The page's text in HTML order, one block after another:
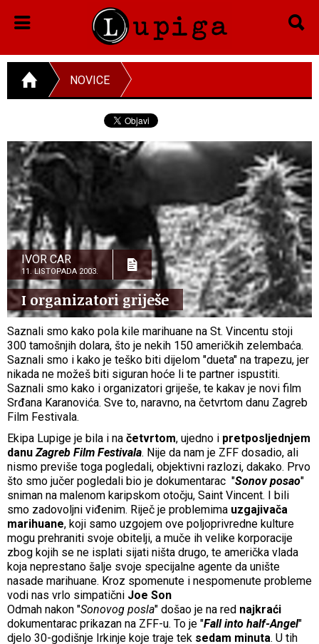
NOVICE
IVOR CAR
11. LISTOPADA 2003.
I organizatori griješe
Saznali smo kako pola kile marihuane na St. Vincentu stoji
300 tamošnjih dolara, što je nekih 150 američkih zelembaća.
Saznali smo i kako je teško biti dijelom "dueta" na trapezu, jer
nikada ne možeš biti siguran hoće li te partner ispustiti.
Saznali smo kako i organizatori griješe, te kakav je novi film
Srđana Karanovića. Sve to, naravno, na četvrtom danu Zagreb
Film Festivala.
Ekipa Lupige je bila i na četvrtom, ujedno i pretposljednjem
danu Zagreb Film Festivala. Nije da nam je ZFF dosadio, ali
nismo previše toga pogledali, objektivni razlozi, dakako. Prvo
što smo jučer pogledali bio je dokumentarac "Sonov posao"
sniman na malenom karipskom otočju, Saint Vincent. I bili
smo zadovoljni viđenim. Riječ je problemima uzgajivača
marihuane, koji samo uzgojem ove poljoprivredne kulture
mogu prehraniti svoje obitelji, a muče ih velike korporacije
zbog kojih se ne isplati sijati ništa drugo, te američka vlada
koja neprestano šalje svoje specijalne agente da unište
nasade marihuane. Kroz spomenute i nespomenute probleme
vodi nas vrlo simpatični Joe Son
Odmah nakon "Sonovog posla" došao je na red najkraći
dokumentarac prikazan na ZFF-u. To je "Fall into half-Angel"
djelo 30-godišnje Irkinje koje traje tek sedam minuta. U tih